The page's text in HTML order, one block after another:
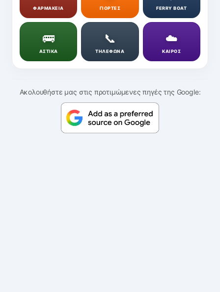
ΦΑΡΜΑΚΕΙΑ ΓΙΟΡΤΕΣ FERRY BOAT
🚌
ΑΣΤΙΚΑ
📞
ΤΗΛΕΦΩΝΑ
☁️
ΚΑΙΡΟΣ
Ακολουθήστε μας στις προτιμώμενες πηγές της Google: